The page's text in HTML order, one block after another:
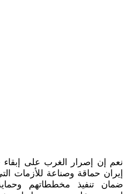
نعم إن إصرار الغرب على
إيران حماقة وصناعة للأزمات
ضمان تنفيذ مخططاتهم